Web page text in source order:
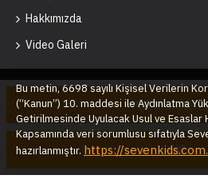
Sepete
Hakkımızda
Video Galeri
Seven Kids ©
Bu metin, 6698 sayılı Kişisel Verilerin
(“Kanun”) 10. maddesi ile Aydınlatma
Getirilmesinde Uyulacak Usul ve Esaslar
Kapsamında veri sorumlusu sıfatıyla
hazırlanmıştır. https://